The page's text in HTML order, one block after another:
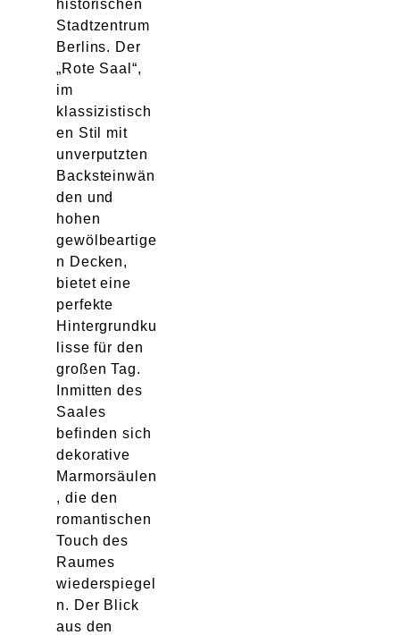
historischen
Stadtzentrum
Berlins. Der
„Rote Saal“,
im
klassizistisch
en Stil mit
unverputzten
Backsteinwän
den und
hohen
gewölbeartige
n Decken,
bietet eine
perfekte
Hintergrundku
lisse für den
großen Tag.
Inmitten des
Saales
befinden sich
dekorative
Marmorsäulen
, die den
romantischen
Touch des
Raumes
wiederspiegel
n. Der Blick
aus den